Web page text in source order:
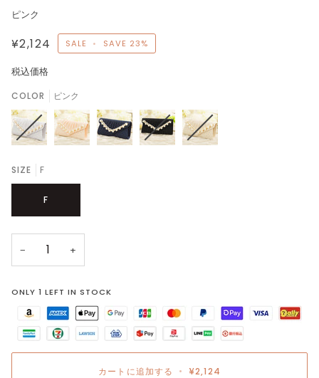
ピンク
¥2,124 SALE • SAVE 23%
税込価格
COLOR ピンク
SIZE F
F
− +
ONLY1 LEFT IN STOCK
カートに追加する • ¥2,124